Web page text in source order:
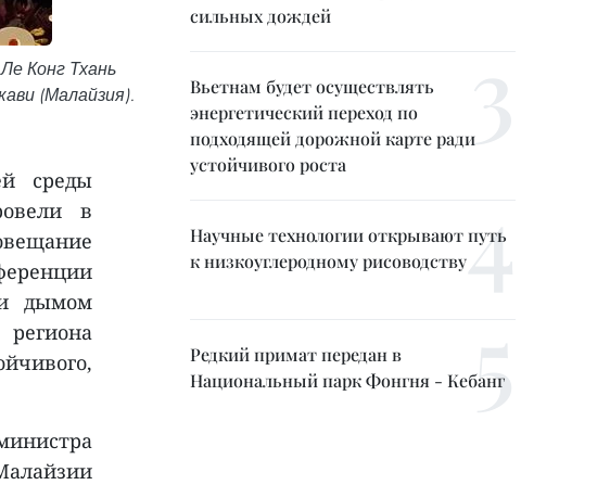
Конг Тхань
(Малайзия).
среды
в
дымом
сильных дождей
Вьетнам будет осуществлять
энергетический переход по
подходящей дорожной карте ради
устойчивого роста
Научные технологии открывают путь
к низкоуглеродному рисоводству
Редкий примат передан в
Национальный парк Фонгня - Кебанг